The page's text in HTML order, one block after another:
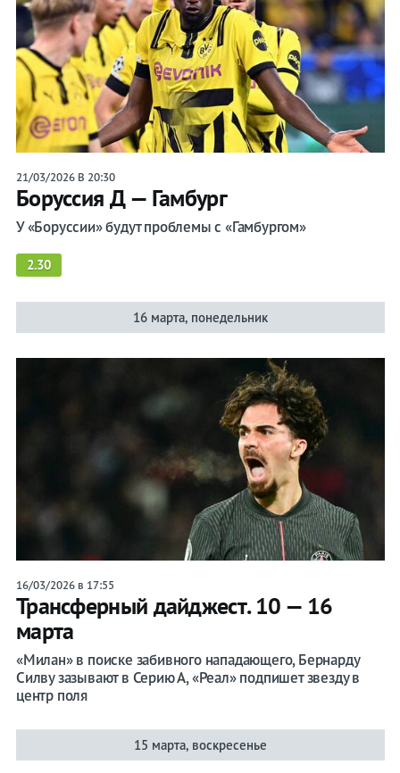
21/03/2026 В 20:30
Боруссия Д — Гамбург
У «Боруссии» будут проблемы с «Гамбургом»
2.30
16 марта, понедельник
16/03/2026 в 17:55
Трансферный дайджест. 10 — 16
марта
«Милан» в поиске забивного нападающего, Бернарду
Силву зазывают в Серию А, «Реал» подпишет звезду в
центр поля
15 марта, воскресенье